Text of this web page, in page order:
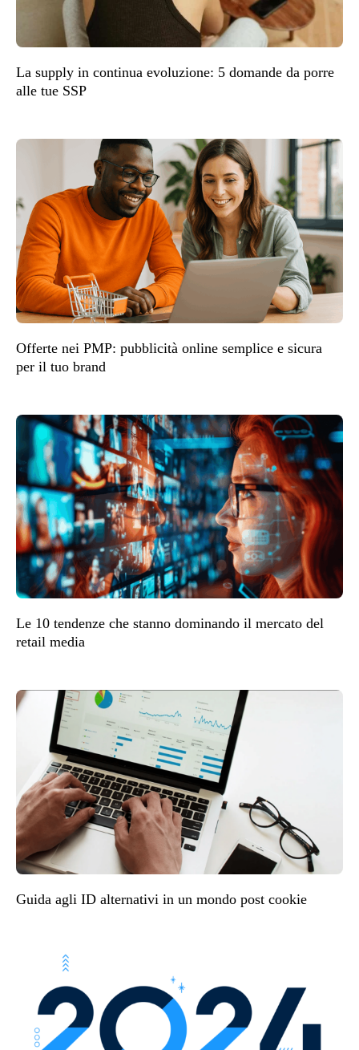
La supply in continua evoluzione: 5 domande da porre
alle tue SSP
Offerte nei PMP: pubblicità online semplice e sicura
per il tuo brand
Le 10 tendenze che stanno dominando il mercato del
retail media
Guida agli ID alternativi in un mondo post cookie